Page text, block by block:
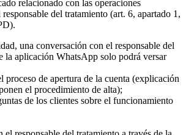
relacionado con las operaciones
del tratamiento (art. 6, apartado 1,
una conversación con el responsable del
la aplicación WhatsApp solo podrá versar
proceso de apertura de la cuenta (explicación
el procedimiento de alta);
de los clientes sobre el funcionamiento